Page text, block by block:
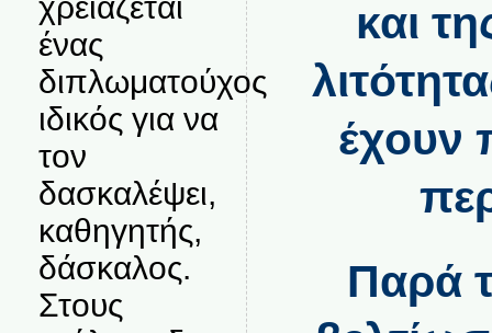
ένας
διπλωματούχος
ιδικός για να
τον
δασκαλέψει,
καθηγητής,
δάσκαλος.
Στους
και
έχουν
Παρά